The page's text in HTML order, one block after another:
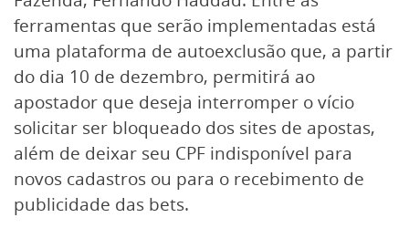
ferramentas que serão implementadas está
uma plataforma de autoexclusão que, a partir
do dia 10 de dezembro, permitirá ao
apostador que deseja interromper o vício
solicitar ser bloqueado dos sites de apostas,
além de deixar seu CPF indisponível para
novos cadastros ou para o recebimento de
publicidade das bets.